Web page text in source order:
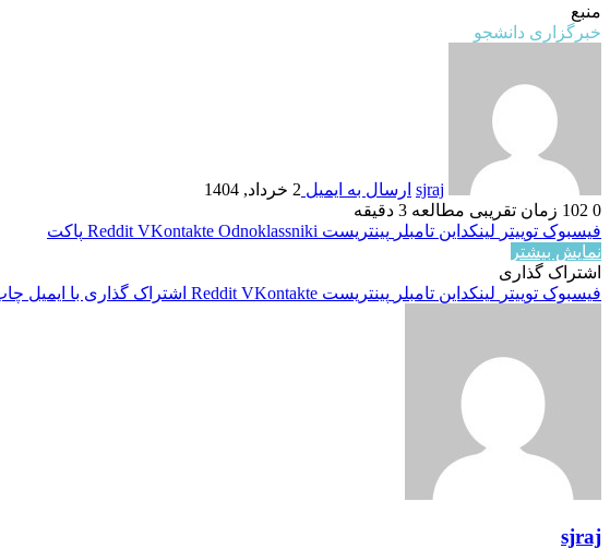
منبع
خبرگزاری دانشجو
sjraj ارسال به ایمیل 2 خرداد, 1404
0
زمان تقریبی مطالعه 3 دقیقه
فیسبوک توییتر لینکداین تامبلر پینتریست Reddit VKontakte Odnoklassniki
پاکت
نمایش بیشتر
اشتراک گذاری
فیسبوک توییتر لینکداین تامبلر پینتریست Reddit VKontakte اشتراک گذاری با ایمیل
sjraj